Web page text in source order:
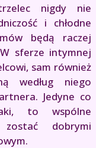
nigdy nie
i chłodne
będą raczej
sferze intymnej
sam również
według niego
Jedyne co
to wspólne
dobrymi